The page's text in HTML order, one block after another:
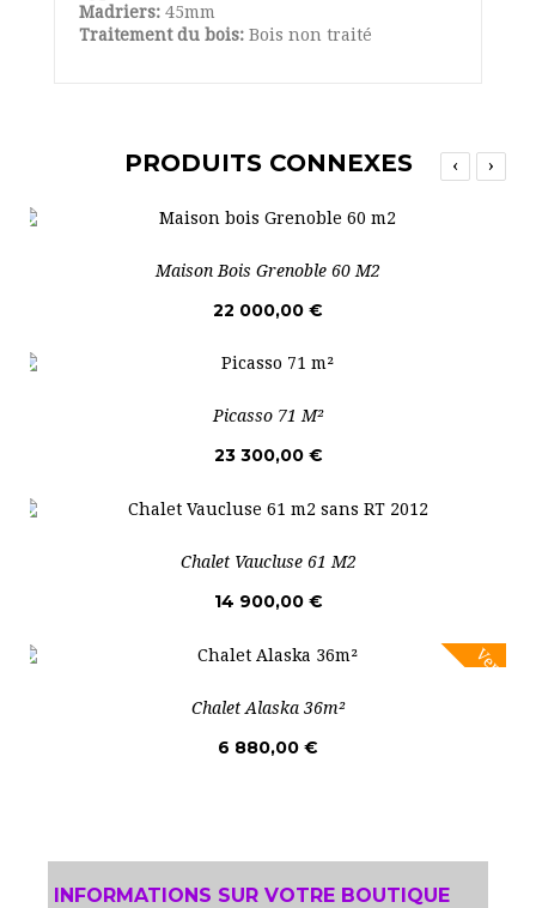
Madriers: 45mm
Traitement du bois: Bois non traité
PRODUITS CONNEXES ‹ ›
Maison Bois Grenoble 60 M2
22 000,00 €
Picasso 71 M²
23 300,00 €
Chalet Vaucluse 61 M2
14 900,00 €
Vente!
Chalet Alaska 36m²
6 880,00 €
INFORMATIONS SUR VOTRE BOUTIQUE